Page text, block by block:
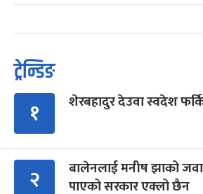
ट्रेन्डिङ
१ शेरबहादुर देउवा स्वदेश
२
बालेनलाई मनीष झाको
पाएको सरकार एक्लो छैन